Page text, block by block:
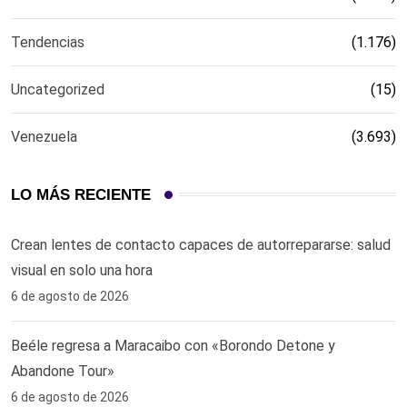
Tendencias (1.176)
Uncategorized (15)
Venezuela (3.693)
LO MÁS RECIENTE
Crean lentes de contacto capaces de autorrepararse: salud
visual en solo una hora ‎
6 de agosto de 2026
Beéle regresa a Maracaibo con «Borondo Detone y
Abandone Tour»
6 de agosto de 2026